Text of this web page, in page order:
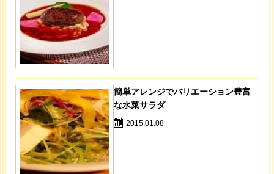
簡単アレンジでバリエーション豊富
な水菜サラダ
2015.01.08